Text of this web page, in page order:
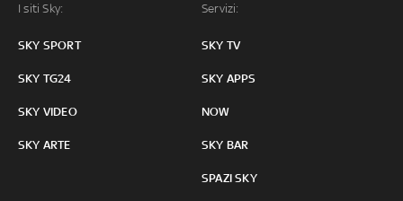
I siti Sky:
SKY SPORT
SKY TG24
SKY VIDEO
SKY ARTE
Servizi:
SKY TV
SKY APPS
NOW
SKY BAR
SPAZI SKY